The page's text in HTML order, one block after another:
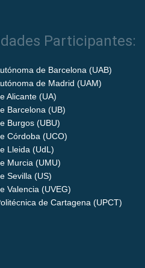
Participantes:
de Barcelona (UAB)
de Madrid (UAM)
Alicante (UA)
Barcelona (UB)
Burgos (UBU)
Córdoba (UCO)
Lleida (UdL)
Murcia (UMU)
Sevilla (US)
Valencia (UVEG)
de Cartagena (UPCT)